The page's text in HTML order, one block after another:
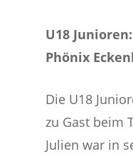
U18
Phönix
Die U18
zu Gast beim
Julien war in